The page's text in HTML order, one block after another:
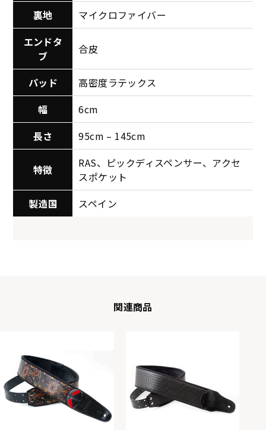
裏地
マイクロファイバー
エンドタ
ブ
合皮
パッド
高密度ラテックス
幅
6cm
長さ
95cm – 145cm
特徴
RAS、ピックディスペンサー、アクセ
スポケット
製造国
スペイン
関連商品